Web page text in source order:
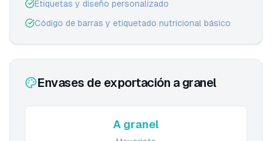
Etiquetas y diseño personalizado
Código de barras y etiquetado nutricional básico
Envases de exportación a granel
A granel